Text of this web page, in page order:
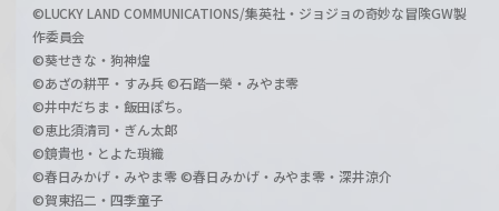
©LUCKY LAND COMMUNICATIONS/集英社・ジョジョの奇妙な冒険GW製
作委員会
©葵せきな・狗神煌
©あざの耕平・すみ兵 ©石踏一榮・みやま零
©井中だちま・飯田ぽち。
©恵比須清司・ぎん太郎
©鏡貴也・とよた瑣織
©春日みかげ・みやま零 ©春日みかげ・みやま零・深井涼介
©賀東招二・四季童子